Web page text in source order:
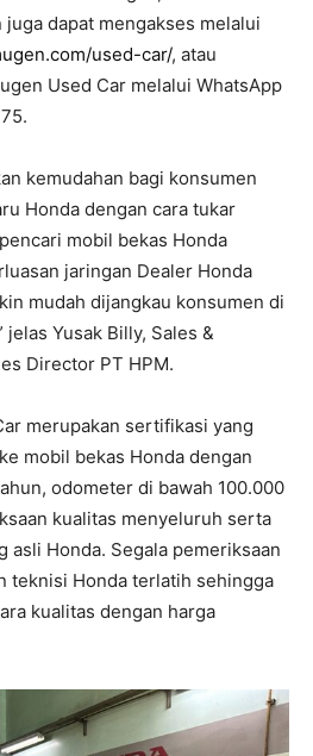
juga dapat mengakses melalui
used-car/, atau
Used Car melalui WhatsApp
kemudahan bagi konsumen
Honda dengan cara tukar
mobil bekas Honda
jaringan Dealer Honda
mudah dijangkau konsumen di
Yusak Billy, Sales &
Director PT HPM.
merupakan sertifikasi yang
mobil bekas Honda dengan
odometer di bawah 100.000
kualitas menyeluruh serta
asli Honda. Segala pemeriksaan
teknisi Honda terlatih sehingga
kualitas dengan harga